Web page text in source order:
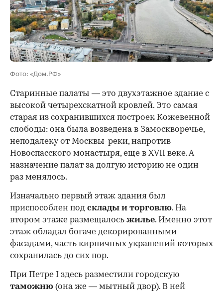
00:00 / 00:00
Фото: «Дом.РФ»
Старинные палаты — это двухэтажное здание с
высокой четырехскатной кровлей. Это самая
старая из сохранившихся построек Кожевенной
слободы: она была возведена в Замоскворечье,
неподалеку от Москвы-реки, напротив
Новоспасского монастыря, еще в XVII веке. А
назначение палат за долгую историю не один
раз менялось.
Изначально первый этаж здания был
приспособлен под склады и торговлю. На
втором этаже размещалось жилье. Именно этот
этаж обладал богаче декорированными
фасадами, часть кирпичных украшений которых
сохранилась до сих пор.
При Петре I здесь разместили городскую
таможню (она же — мытный двор). В ней